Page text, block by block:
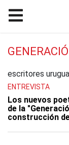
escritores
ENTREVISTA
Los nuevos
de la
construcción